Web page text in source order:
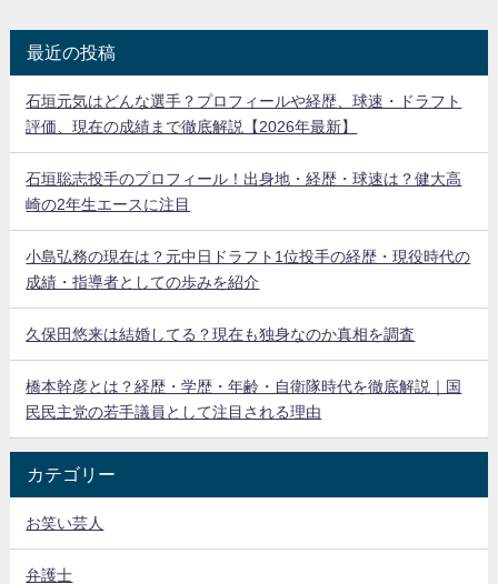
最近の投稿
石垣元気はどんな選手？プロフィールや経歴、球速・ドラフト
評価、現在の成績まで徹底解説【2026年最新】
石垣聡志投手のプロフィール！出身地・経歴・球速は？健大高
崎の2年生エースに注目
小島弘務の現在は？元中日ドラフト1位投手の経歴・現役時代の
成績・指導者としての歩みを紹介
久保田悠来は結婚してる？現在も独身なのか真相を調査
橋本幹彦とは？経歴・学歴・年齢・自衛隊時代を徹底解説｜国
民民主党の若手議員として注目される理由
カテゴリー
お笑い芸人
弁護士